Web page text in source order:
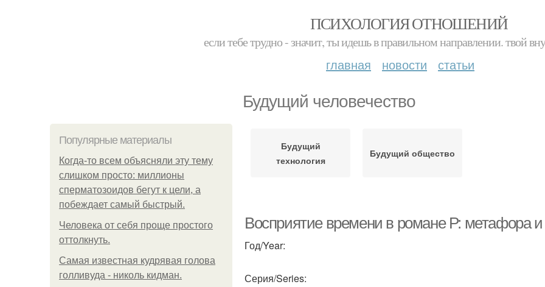
ПСИХОЛОГИЯ ОТНОШЕНИЙ
если тебе трудно - значит, ты идешь в правильном направлении. твой
главная новости статьи
Будущий человечество
Популярные материалы
Когда-то всем объясняли эту тему
слишком просто: миллионы
сперматозоидов бегут к цели, а
побеждает самый быстрый.
Человека от себя проще простого
оттолкнуть.
Самая известная кудрявая голова
голливуда - николь кидман.
Будущий
технология
Будущий общество
Восприятие времени в романе Р: метафора
Год/Year:
Серия/Series: